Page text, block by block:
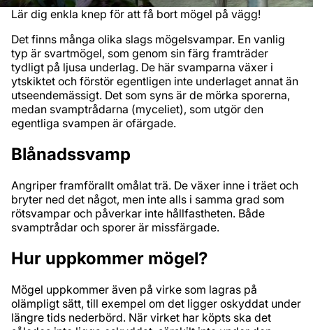
Lär dig enkla knep för att få bort mögel på vägg!
Det finns många olika slags mögelsvampar. En vanlig
typ är svartmögel, som genom sin färg framträder
tydligt på ljusa underlag. De här svamparna växer i
ytskiktet och förstör egentligen inte underlaget annat än
utseendemässigt. Det som syns är de mörka sporerna,
medan svamptrådarna (myceliet), som utgör den
egentliga svampen är ofärgade.
Blånadssvamp
Angriper framförallt omålat trä. De växer inne i träet och
bryter ned det något, men inte alls i samma grad som
rötsvampar och påverkar inte hållfastheten. Både
svamptrådar och sporer är missfärgade.
Hur uppkommer mögel?
Mögel uppkommer även på virke som lagras på
olämpligt sätt, till exempel om det ligger oskyddat under
längre tids nederbörd. När virket har köpts ska det